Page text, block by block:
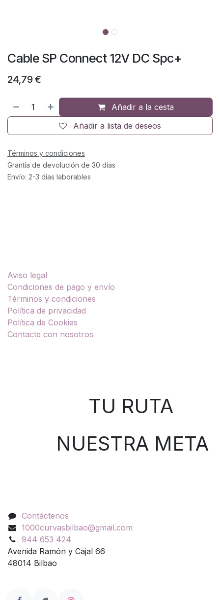
Cable SP Connect 12V DC Spc+
24,79€
Añadir a la cesta
Añadir a lista de deseos
Términos y condiciones
Grantía de devolución de 30 días
Envío: 2-3 días laborables
Aviso legal
Condiciones de pago y envío
Términos y condiciones
Política de privacidad
Política de Cookies
Contacte con nosotros
TU RUTA
NUESTRA META
Contáctenos
1000curvasbilbao@gmail.com
944 653 424
Avenida Ramón y Cajal 66
48014 Bilbao